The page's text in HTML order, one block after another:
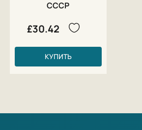
СССР
£30.42
КУПИТЬ